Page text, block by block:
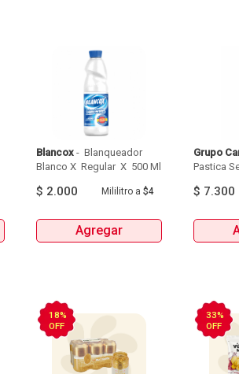
Blancox - Blanqueador
$ 2.000 Mililitro a$4
Agregar
Grupo
Pastica
$ 7.300
18%
OFF
33%
OFF